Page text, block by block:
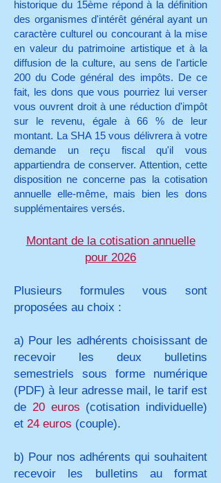
historique du 15ème répond à la définition
des organismes d'intérêt général ayant un
caractère culturel ou concourant à la mise
en valeur du patrimoine artistique et à la
diffusion de la culture, au sens de l'article
200 du Code général des impôts. De ce
fait, les dons que vous pourriez lui verser
vous ouvrent droit à une réduction d'impôt
sur le revenu, égale à 66 % de leur
montant. La SHA 15 vous délivrera à votre
demande un reçu fiscal qu'il vous
appartiendra de conserver. Attention, cette
disposition ne concerne pas la cotisation
annuelle elle-même, mais bien les dons
supplémentaires versés.
Montant de la cotisation annuelle
pour 2026
Plusieurs formules vous sont
proposées au choix :
a) Pour les adhérents choisissant de
recevoir les deux bulletins
semestriels sous forme numérique
(PDF) à leur adresse mail, le tarif est
de 20 euros (cotisation individuelle)
et 24 euros (couple).
b) Pour nos adhérents qui souhaitent
recevoir les bulletins au format